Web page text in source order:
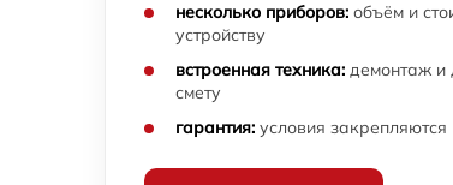
несколько приборов: объём и
устройству
встроенная техника: демонтаж и
смету
гарантия: условия